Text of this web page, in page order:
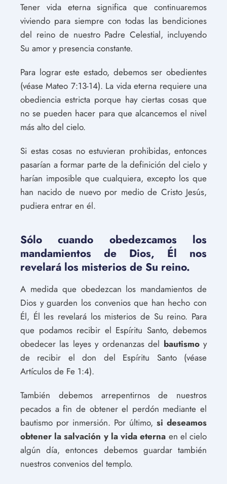
Tener vida eterna significa que continuaremos
viviendo para siempre con todas las bendiciones
del reino de nuestro Padre Celestial, incluyendo
Su amor y presencia constante.
Para lograr este estado, debemos ser obedientes
(véase Mateo 7:13-14). La vida eterna requiere una
obediencia estricta porque hay ciertas cosas que
no se pueden hacer para que alcancemos el nivel
más alto del cielo.
Si estas cosas no estuvieran prohibidas, entonces
pasarían a formar parte de la definición del cielo y
harían imposible que cualquiera, excepto los que
han nacido de nuevo por medio de Cristo Jesús,
pudiera entrar en él.
Sólo cuando obedezcamos los
mandamientos de Dios, Él nos
revelará los misterios de Su reino.
A medida que obedezcan los mandamientos de
Dios y guarden los convenios que han hecho con
Él, Él les revelará los misterios de Su reino. Para
que podamos recibir el Espíritu Santo, debemos
obedecer las leyes y ordenanzas del bautismoy
de recibir el don del Espíritu Santo (véase
Artículos de Fe 1:4).
También debemos arrepentirnos de nuestros
pecados a fin de obtener el perdón mediante el
bautismo por inmersión. Por último, si deseamos
obtener la salvación y la vida eterna en el cielo
algún día, entonces debemos guardar también
nuestros convenios del templo.